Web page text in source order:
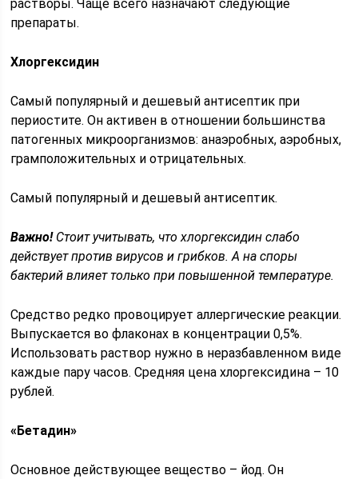
растворы. Чаще всего назначают следующие
препараты.
Хлоргексидин
Самый популярный и дешевый антисептик при
периостите. Он активен в отношении большинства
патогенных микроорганизмов: анаэробных, аэробных,
грамположительных и отрицательных.
Самый популярный и дешевый антисептик.
Важно!Стоит учитывать, что хлоргексидин слабо
действует против вирусов и грибков. А на споры
бактерий влияет только при повышенной температуре.
Средство редко провоцирует аллергические реакции.
Выпускается во флаконах в концентрации 0,5%.
Использовать раствор нужно в неразбавленном виде
каждые пару часов. Средняя цена хлоргексидина – 10
рублей.
«Бетадин»
Основное действующее вещество – йод. Он